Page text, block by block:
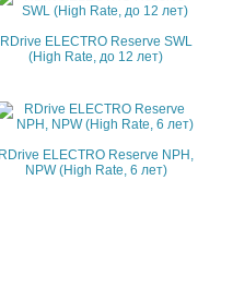
RDrive ELECTRO Reserve SWL
(High Rate, до 12 лет)
RDrive ELECTRO Reserve NPH,
NPW (High Rate, 6 лет)